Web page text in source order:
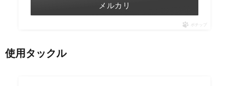
メルカリ
ポチップ
使用タックル